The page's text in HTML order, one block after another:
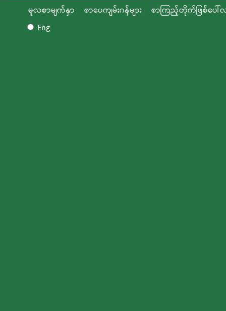
မူလစာမျက်နှာ စာပေကျမ်းဂန်များ
စာကြည့်တိုက်ဖြစ်ပေါ်
Eng